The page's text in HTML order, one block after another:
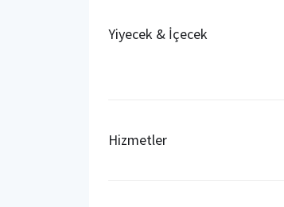
Yiyecek & İçecek
Hizmetler